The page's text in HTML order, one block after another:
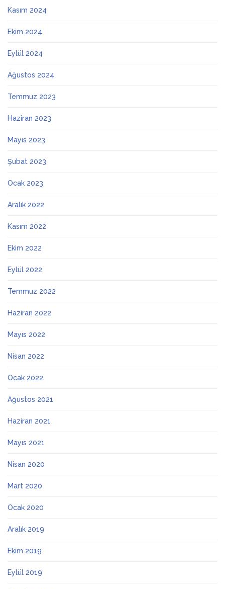
Kasım 2024
Ekim 2024
Eylül 2024
Ağustos 2024
Temmuz 2023
Haziran 2023
Mayıs 2023
Şubat 2023
Ocak 2023
Aralık 2022
Kasım 2022
Ekim 2022
Eylül 2022
Temmuz 2022
Haziran 2022
Mayıs 2022
Nisan 2022
Ocak 2022
Ağustos 2021
Haziran 2021
Mayıs 2021
Nisan 2020
Mart 2020
Ocak 2020
Aralık 2019
Ekim 2019
Eylül 2019